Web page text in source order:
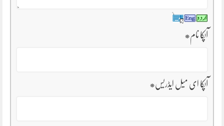
آپکا نام*
آپکا ای میل ایڈریس*